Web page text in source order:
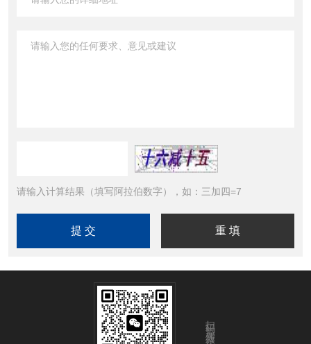
请输入计算结果（填写阿拉伯数字），如：三加四=7
扫码添加微信